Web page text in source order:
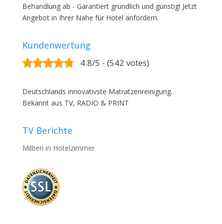
Behandlung ab - Garantiert gründlich und günstig! Jetzt
Angebot in Ihrer Nähe für Hotel anfordern.
Kundenwertung
4.8/5 - (542 votes)
Deutschlands innovativste Matratzenreinigung.
Bekannt aus TV, RADIO & PRINT
TV Berichte
Milben in Hotelzimmer